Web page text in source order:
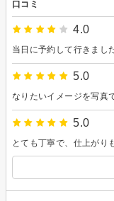
口コミ
4.0
5.0
5.0